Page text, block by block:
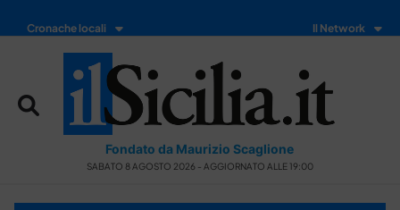
Cronache locali Il Network
Fondato da Maurizio Scaglione
SABATO 8 AGOSTO 2026 - AGGIORNATO ALLE 19:00